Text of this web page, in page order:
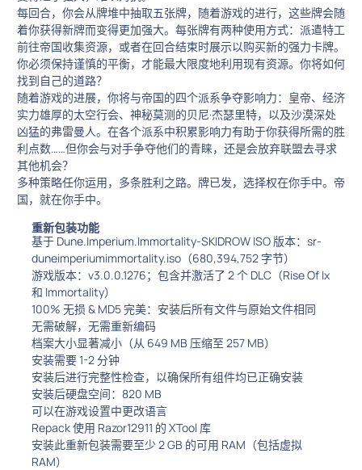
每回合，你会从牌堆中抽取五张牌，随着游戏的进行，这些牌会随
着你获得新牌而变得更加强大。每张牌有两种使用方式：派遣特工
前往帝国收集资源，或者在回合结束时展示以购买新的强力卡牌。
你必须保持谨慎的平衡，才能最大限度地利用现有资源。你将如何
找到自己的道路？
随着游戏的进展，你将与帝国的四个派系争夺影响力：皇帝、经济
实力雄厚的太空行会、神秘莫测的贝尼·杰瑟里特，以及沙漠深处
凶猛的弗雷曼人。在各个派系中积累影响力有助于你获得所需的胜
利点数……但你会与对手争夺他们的青睐，还是会放弃联盟去寻求
其他机会？
多种策略任你运用，多条胜利之路。牌已发，选择权在你手中。帝
国，就在你手中。
重新包装功能
基于 Dune.Imperium.Immortality-SKIDROW ISO 版本：sr-
duneimperiumimmortality.iso（680,394,752 字节）
游戏版本：v3.0.0.1276；包含并激活了 2 个 DLC（Rise Of Ix
和 Immortality）
100% 无损 & MD5 完美：安装后所有文件与原始文件相同
无需破解，无需重新编码
档案大小显著减小（从 649 MB 压缩至 257 MB）
安装需要 1-2 分钟
安装后进行完整性检查，以确保所有组件均已正确安装
安装后硬盘空间：820 MB
可以在游戏设置中更改语言
Repack 使用 Razor12911 的 XTool 库
安装此重新包装需要至少 2 GB 的可用 RAM（包括虚拟
RAM）